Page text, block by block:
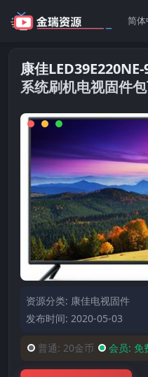
康佳
系统刷机电视固件
资源分类: 康佳电视固件
发布时间: 2020-05-03
普通: 20金币 会员: 免